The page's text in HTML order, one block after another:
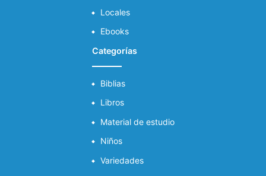
Locales
Ebooks
Categorías
Biblias
Libros
Material de estudio
Niños
Variedades